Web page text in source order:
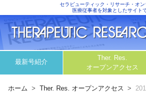
セラピューティック・リサーチ・オン
医療従事者を対象としたサイト
最新号紹介
Ther. Res.
オープンアクセス
ホーム Ther. Res. オープンアクセス